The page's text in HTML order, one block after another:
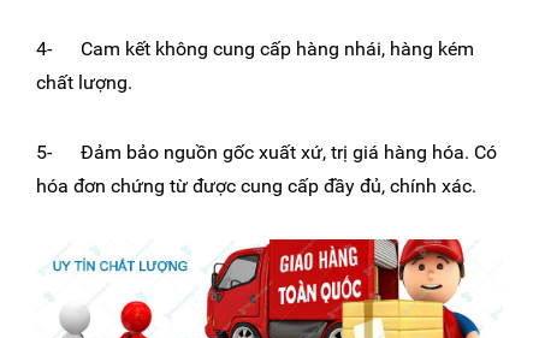
4- Cam kết không cung cấp hàng nhái, hàng kém
chất lượng.
5- Đảm bảo nguồn gốc xuất xứ, trị giá hàng hóa. Có
hóa đơn chứng từ được cung cấp đầy đủ, chính xác.